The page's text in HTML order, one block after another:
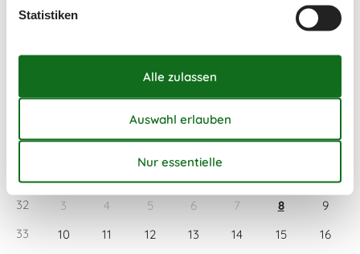
August 2026
Mo
Di Mi Do Fr Sa
So
32
3 4 5 6 7 8
9
33
10 11 12 13 14 15
16
Statistiken